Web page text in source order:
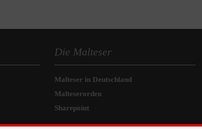
Die Malteser
Malteser in Deutschland
Malteserorden
Sharepoint